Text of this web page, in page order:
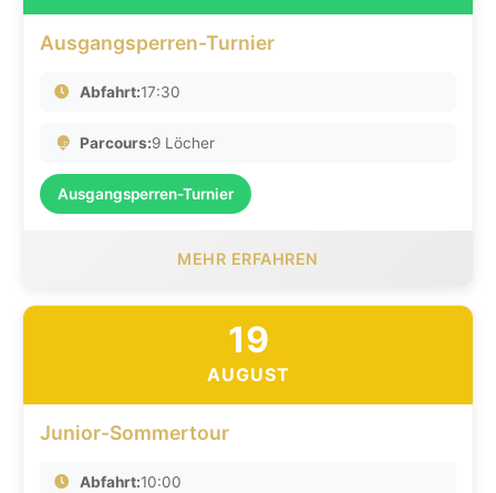
Ausgangsperren-Turnier
Abfahrt:17:30
Parcours:9 Löcher
Ausgangsperren-Turnier
MEHR ERFAHREN
19
AUGUST
Junior-Sommertour
Abfahrt:10:00